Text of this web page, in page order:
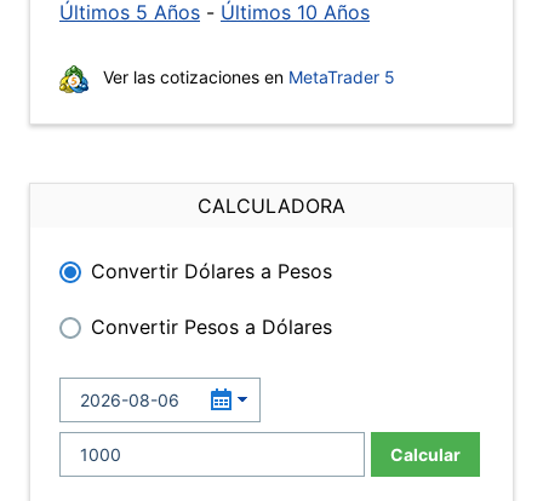
Últimos 5 Años - Últimos 10 Años
Ver las cotizaciones en MetaTrader 5
CALCULADORA
Convertir Dólares a Pesos
Convertir Pesos a Dólares
Calcular